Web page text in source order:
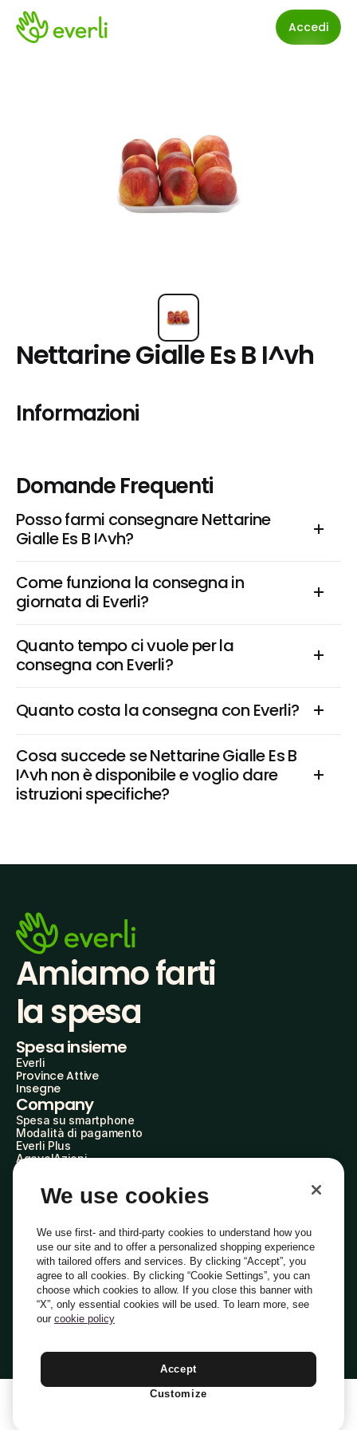
Accedi
Nettarine Gialle Es B I^vh
Informazioni
Domande Frequenti
Posso farmi consegnare Nettarine
Gialle Es B I^vh?
Come funziona la consegna in
giornata di Everli?
Quanto tempo ci vuole per la
consegna con Everli?
Quanto costa la consegna con Everli?
Cosa succede se Nettarine Gialle Es B
I^vh non è disponibile e voglio dare
istruzioni specifiche?
Amiamo farti
la spesa
Spesa insieme
Everli
Province Attive
Insegne
Company
Spesa su smartphone
Modalità di pagamento
Everli Plus
AgevolAzioni
Everli Shoppers
Scopri chi siamo
Domande frequenti
Lavora con noi
Diventa Shopper
Investitori
PrivacyCookiePreferenze Cookie
Termini e Condizioni
Italiano
We use cookies
We use first- and third-party cookies to understand how you
use our site and to offer a personalized shopping experience
with tailored offers and services. By clicking “Accept”, you
agree to all cookies. By clicking “Cookie Settings”, you can
choose which cookies to allow. If you close this banner with
“X”, only essential cookies will be used. To learn more, see
our cookie policy
Accept
Customize